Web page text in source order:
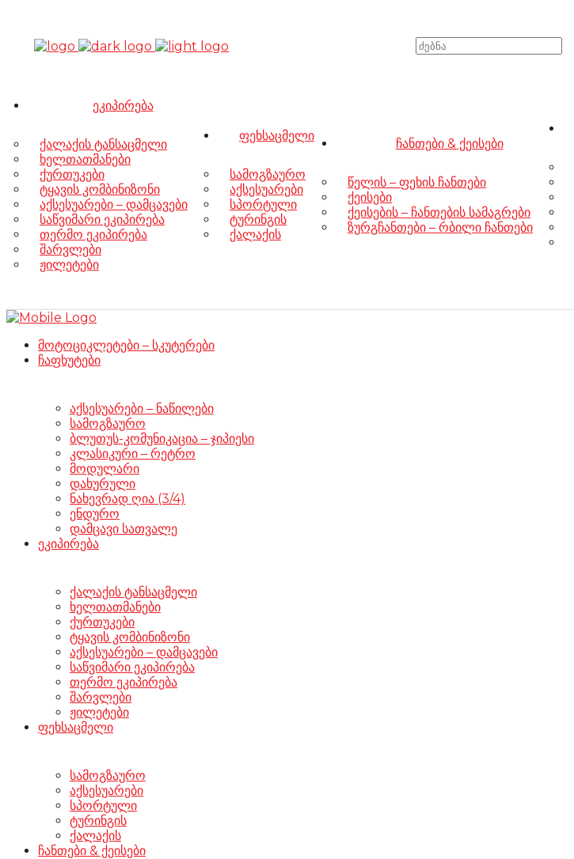
ეკიპირება
ქალაქის ტანსაცმელი
ხელთათმანები
ქურთუკები
ტყავის კომბინიზონი
აქსესუარები – დამცავები
საწვიმარი ეკიპირება
თერმო ეკიპირება
შარვლები
ჟილეტები
ფეხსაცმელი
სამოგზაურო
აქსესუარები
სპორტული
ტურინგის
ქალაქის
ჩანთები & ქეისები
წელის – ფეხის ჩანთები
ქეისები
ქეისების – ჩანთების სამაგრები
ზურგჩანთები – რბილი ჩანთები
მოტოციკლეტები – სკუტერები
ჩაფხუტები
აქსესუარები – ნაწილები
სამოგზაურო
ბლუთუს-კომუნიკაცია – ჯიპიესი
კლასიკური – რეტრო
მოდულარი
დახურული
ნახევრად ღია (3/4)
ენდურო
დამცავი სათვალე
ეკიპირება
ქალაქის ტანსაცმელი
ხელთათმანები
ქურთუკები
ტყავის კომბინიზონი
აქსესუარები – დამცავები
საწვიმარი ეკიპირება
თერმო ეკიპირება
შარვლები
ჟილეტები
ფეხსაცმელი
სამოგზაურო
აქსესუარები
სპორტული
ტურინგის
ქალაქის
ჩანთები & ქეისები